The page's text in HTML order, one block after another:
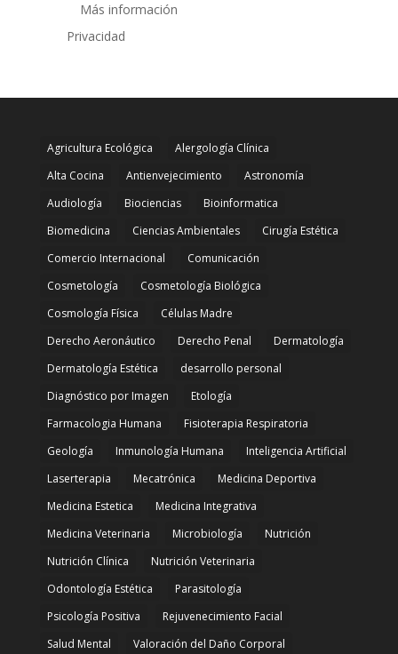
Más información
Privacidad
Agricultura Ecológica
Alergología Clínica
Alta Cocina
Antienvejecimiento
Astronomía
Audiología
Biociencias
Bioinformatica
Biomedicina
Ciencias Ambientales
Cirugía Estética
Comercio Internacional
Comunicación
Cosmetología
Cosmetología Biológica
Cosmología Física
Células Madre
Derecho Aeronáutico
Derecho Penal
Dermatología
Dermatología Estética
desarrollo personal
Diagnóstico por Imagen
Etología
Farmacologia Humana
Fisioterapia Respiratoria
Geología
Inmunología Humana
Inteligencia Artificial
Laserterapia
Mecatrónica
Medicina Deportiva
Medicina Estetica
Medicina Integrativa
Medicina Veterinaria
Microbiología
Nutrición
Nutrición Clínica
Nutrición Veterinaria
Odontología Estética
Parasitología
Psicología Positiva
Rejuvenecimiento Facial
Salud Mental
Valoración del Daño Corporal